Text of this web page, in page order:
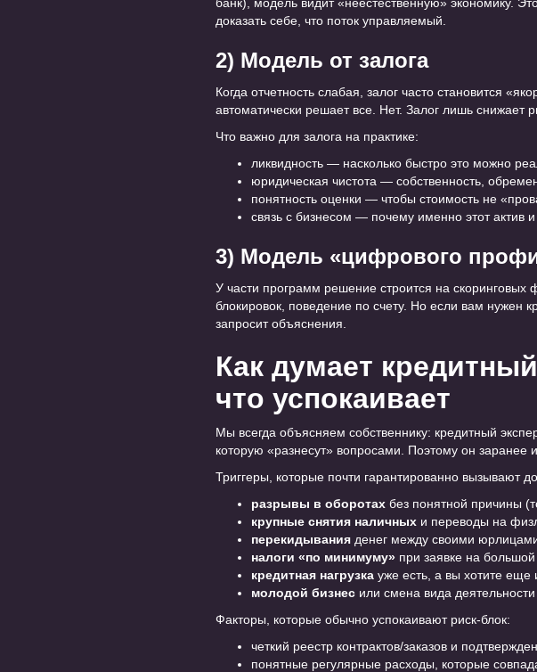
доказать себе, что поток управляемый.
2) Модель от залога
Когда отчетность слабая, залог часто становится
автоматически решает все. Нет. Залог лишь снижает
Что важно для залога на практике:
ликвидность — насколько быстро это можно
юридическая чистота — собственность,
понятность оценки — чтобы стоимость не
связь с бизнесом — почему именно этот актив и
3) Модель «цифрового
У части программ решение строится на скоринговых
блокировок, поведение по счету. Но если вам нужен
запросит объяснения.
Как думает
что успокаивает
Мы всегда объясняем собственнику: кредитный
которую «разнесут» вопросами. Поэтому он заранее
Триггеры, которые почти гарантированно вызывают
разрывы в оборотах без понятной причины
крупные снятия наличных и переводы на
перекидывания денег между своими
налоги «по минимуму» при заявке на
кредитная нагрузка уже есть, а вы хотите еще
молодой бизнес или смена вида деятельности
Факторы, которые обычно успокаивают риск-блок:
четкий реестр контрактов/заказов и
понятные регулярные расходы, которые